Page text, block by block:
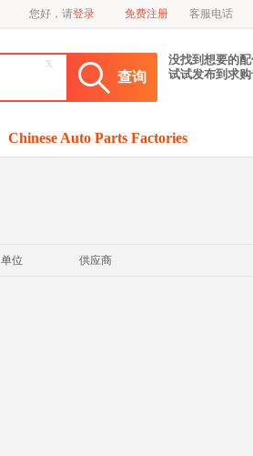
您好，请登录 免费注册 客服电话
查询
x
没找到想要的配
试试发布到求
Chinese Auto Parts Factories
单位 供应商